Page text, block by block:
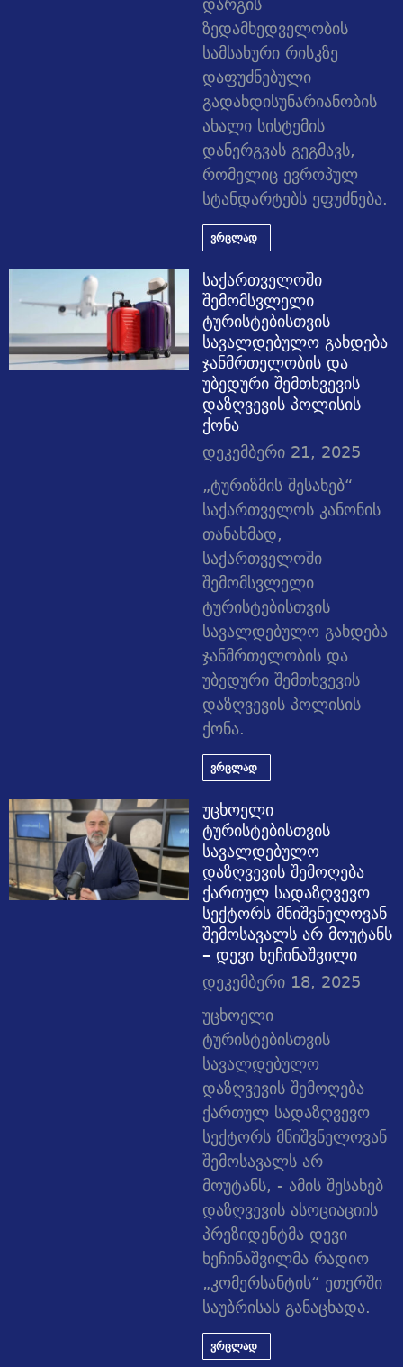
დარგის
ზედამხედველობის
სამსახური რისკზე
დაფუძნებული
გადახდისუნარიანობის
ახალი სისტემის
დანერგვას გეგმავს,
რომელიც ევროპულ
სტანდარტებს ეფუძნება.
ვრცლად
საქართველოში
შემომსვლელი
ტურისტებისთვის
სავალდებულო გახდება
ჯანმრთელობის და
უბედური შემთხვევის
დაზღვევის პოლისის
ქონა
დეკემბერი 21, 2025
„ტურიზმის შესახებ“
საქართველოს კანონის
თანახმად,
საქართველოში
შემომსვლელი
ტურისტებისთვის
სავალდებულო გახდება
ჯანმრთელობის და
უბედური შემთხვევის
დაზღვევის პოლისის
ქონა.
ვრცლად
უცხოელი
ტურისტებისთვის
სავალდებულო
დაზღვევის შემოღება
ქართულ სადაზღვევო
სექტორს მნიშვნელოვან
შემოსავალს არ მოუტანს
– დევი ხეჩინაშვილი
დეკემბერი 18, 2025
უცხოელი
ტურისტებისთვის
სავალდებულო
დაზღვევის შემოღება
ქართულ სადაზღვევო
სექტორს მნიშვნელოვან
შემოსავალს არ
მოუტანს, - ამის შესახებ
დაზღვევის ასოციაციის
პრეზიდენტმა დევი
ხეჩინაშვილმა რადიო
„კომერსანტის“ ეთერში
საუბრისას განაცხადა.
ვრცლად